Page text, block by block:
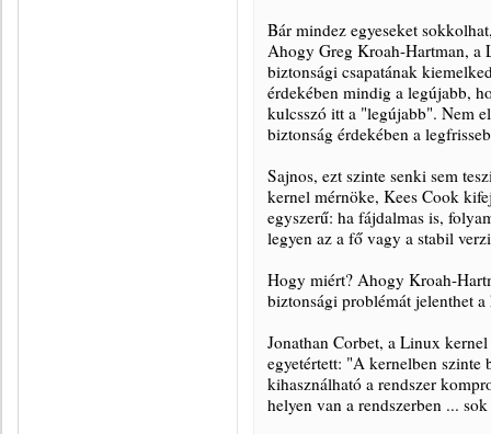
Bár mindez egyeseket
Ahogy Greg Kroah-Hartman, a
biztonsági csapatának
érdekében mindig a legújabb,
kulcsszó itt a "legújabb". Nem
biztonság érdekében a
Sajnos, ezt szinte senki sem
kernel mérnöke, Kees Cook
egyszerű: ha fájdalmas is,
legyen az a fő vagy a stabil
Hogy miért? Ahogy Kroah-
biztonsági problémát jelenthet
Jonathan Corbet, a Linux
egyetértett: "A kernelben szinte
kihasználható a rendszer
helyen van a rendszerben ...